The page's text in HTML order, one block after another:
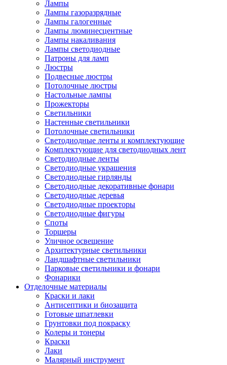
Лампы
Лампы газоразрядные
Лампы галогенные
Лампы люминесцентные
Лампы накаливания
Лампы светодиодные
Патроны для ламп
Люстры
Подвесные люстры
Потолочные люстры
Настольные лампы
Прожекторы
Светильники
Настенные светильники
Потолочные светильники
Светодиодные ленты и комплектующие
Комплектующие для светодиодных лент
Светодиодные ленты
Светодиодные украшения
Светодиодные гирлянды
Светодиодные декоративные фонари
Светодиодные деревья
Светодиодные проекторы
Светодиодные фигуры
Споты
Торшеры
Уличное освещение
Архитектурные светильники
Ландшафтные светильники
Парковые светильники и фонари
Фонарики
Отделочные материалы
Краски и лаки
Антисептики и биозащита
Готовые шпатлевки
Грунтовки под покраску
Колеры и тонеры
Краски
Лаки
Малярный инструмент